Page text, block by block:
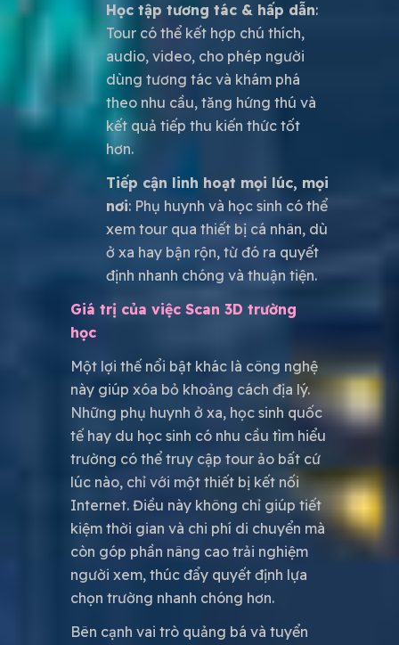
Học tập tương tác & hấp dẫn:
Tour có thể kết hợp chú thích,
audio, video, cho phép người
dùng tương tác và khám phá
theo nhu cầu, tăng hứng thú và
kết quả tiếp thu kiến thức tốt
hơn.
Tiếp cận linh hoạt mọi lúc, mọi
nơi: Phụ huynh và học sinh có thể
xem tour qua thiết bị cá nhân, dù
ở xa hay bận rộn, từ đó ra quyết
định nhanh chóng và thuận tiện.
Giá trị của việc Scan 3D trường
học
Một lợi thế nổi bật khác là công nghệ
này giúp xóa bỏ khoảng cách địa lý.
Những phụ huynh ở xa, học sinh quốc
tế hay du học sinh có nhu cầu tìm hiểu
trường có thể truy cập tour ảo bất cứ
lúc nào, chỉ với một thiết bị kết nối
Internet. Điều này không chỉ giúp tiết
kiệm thời gian và chi phí di chuyển mà
còn góp phần nâng cao trải nghiệm
người xem, thúc đẩy quyết định lựa
chọn trường nhanh chóng hơn.
Bên cạnh vai trò quảng bá và tuyển